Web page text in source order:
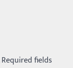
Required fields